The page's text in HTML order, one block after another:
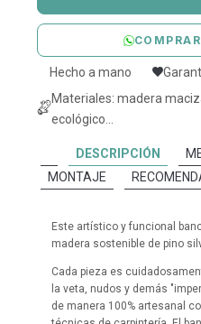
Hecho a mano
Materiales: madera
ecológico...
DESCRIPCIÓN
MONTAJE
Este artístico y funcional
madera sostenible de pino
Cada pieza es
la veta, nudos y demás
de manera 100% artesanal